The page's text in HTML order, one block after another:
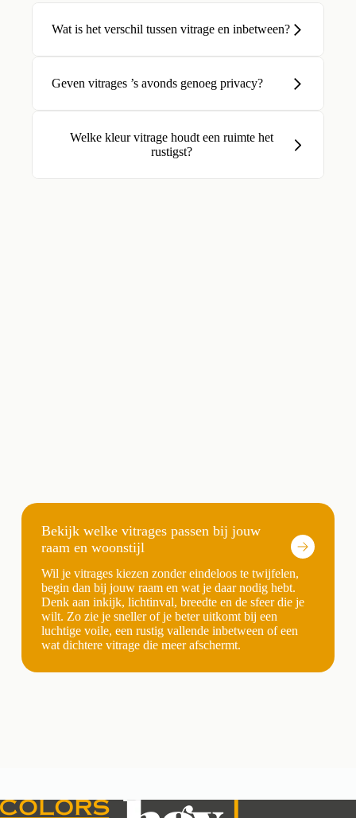
Wat is het verschil tussen vitrage en inbetween?
Geven vitrages ’s avonds genoeg privacy?
Welke kleur vitrage houdt een ruimte het
rustigst?
Bekijk welke vitrages passen bij jouw
raam en woonstijl
Wil je vitrages kiezen zonder eindeloos te twijfelen,
begin dan bij jouw raam en wat je daar nodig hebt.
Denk aan inkijk, lichtinval, breedte en de sfeer die je
wilt. Zo zie je sneller of je beter uitkomt bij een
luchtige voile, een rustig vallende inbetween of een
wat dichtere vitrage die meer afschermt.